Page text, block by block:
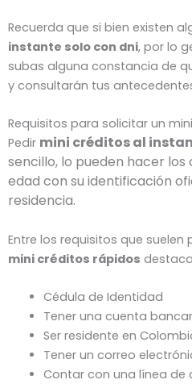
Recuerda que si bien existen
instante solo con dni, por lo
subas alguna constancia de
y consultarán tus
Requisitos para solicitar un
Pedir mini créditos al
sencillo, lo pueden hacer
edad con su identificación
residencia.
Entre los requisitos que
mini créditos rápidos
Cédula de Identidad
Tener una cuenta
Ser residente en
Tener un correo
Contar con una línea de